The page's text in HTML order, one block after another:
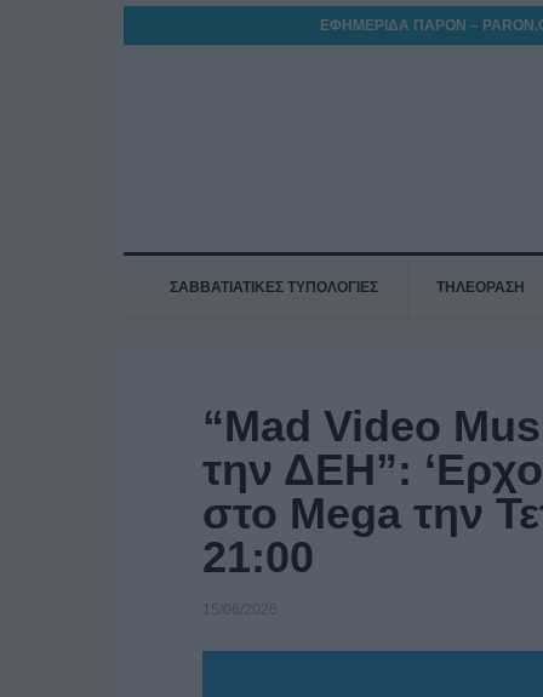
ΕΦΗΜΕΡΙΔΑ ΠΑΡΟΝ –
ΣΑΒΒΑΤΙΑΤΙΚΕΣ ΤΥΠΟΛΟΓΙΕΣ ΤΗΛΕΟΡΑΣΗ
“Mad Video
την ΔΕΗ”:
στο Mega την
21:00
15/06/2026